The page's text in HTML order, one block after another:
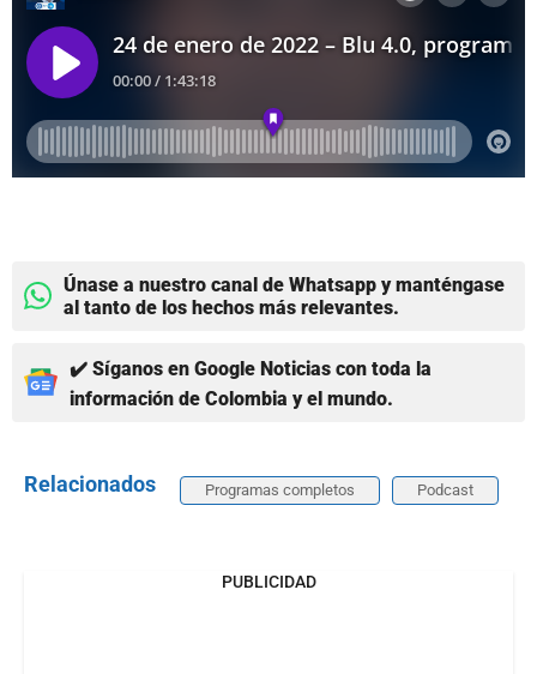
Únase a nuestro canal de Whatsapp y manténgase
al tanto de los hechos más relevantes.
✔️ Síganos en Google Noticias con toda la
información de Colombia y el mundo.
Relacionados Programas completos Podcast
PUBLICIDAD